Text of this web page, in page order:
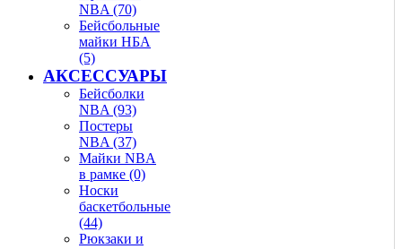
NBA (70)
Бейсбольные
майки НБА
(5)
АКСЕССУАРЫ
Бейсболки
NBA (93)
Постеры
NBA (37)
Майки NBA
в рамке (0)
Носки
баскетбольные
(44)
Рюкзаки и